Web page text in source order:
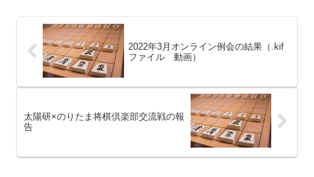
2022年3月オンライン例会の結果（.kif
ファイル 動画）
太陽研×のりたま将棋倶楽部交流戦の報
告